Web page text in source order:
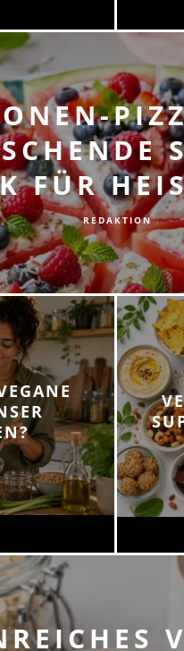
FÜR
REDAKTION